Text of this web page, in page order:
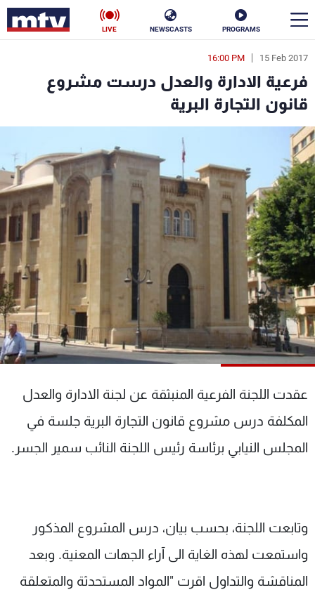
PROGRAMS
NEWSCASTS
LIVE
15 Feb 2017
16:00 PM
فرعية الادارة والعدل درست مشروع
قانون التجارة البرية
عقدت اللجنة الفرعية المنبثقة عن لجنة الادارة والعدل
المكلفة درس مشروع قانون التجارة البرية جلسة في
المجلس النيابي برئاسة رئيس اللجنة النائب سمير الجسر.
وتابعت اللجنة، بحسب بيان، درس المشروع المذكور
واستمعت لهذه الغاية الى آراء الجهات المعنية. وبعد
المناقشة والتداول اقرت "المواد المستحدثة والمتعلقة
en
الأخبار
سياسة ناس
إقتصاد فن
منوعات رياضة
كأس العالم
البرامج
جدول البرامج
شاهد البرامج
الترددات
عن MTV
لاعلاناتكم
وظائف
شروط الإسـتخدام